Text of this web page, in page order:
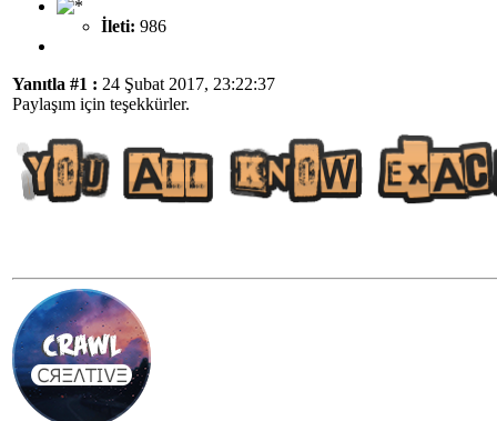
İleti: 986
Yanıtla #1 : 24 Şubat 2017, 23:22:37
Paylaşım için teşekkürler.